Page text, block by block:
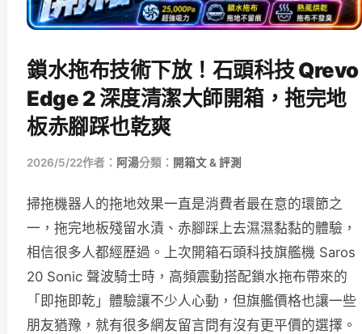
鎖水拖布技術下放！石頭科技 Qrevo
Edge 2 深度清潔大師開箱，拖完地
板赤腳踩也乾爽
2026/5/22作者： 阿湯分類： 開箱文 & 評測
掃拖機器人的拖地效果一直是消費者最在意的環節之
一，拖完地板殘留水漬、赤腳踩上去濕濕黏黏的體驗，
相信很多人都經歷過。上次開箱石頭科技旗艦機 Saros
20 Sonic 聲波騎士時，高頻震動搭配鎖水拖布帶來的
「即拖即乾」體驗讓不少人心動，但旗艦價格也讓一些
朋友猶豫，就有很多網友留言問有沒有更平價的選擇。